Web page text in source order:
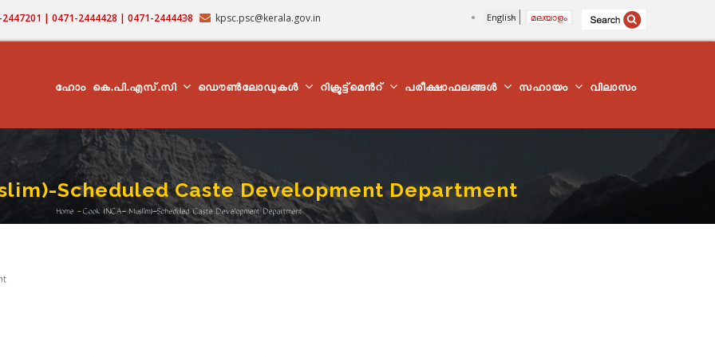
| 0471-2444428 | 0471-2444438 kpsc.psc@kerala.gov.in English മലയാളം
NAVIGATION
ഹോം കെ.പി.എസ്.സി ഡൌൺലോഡുകൾ റിക്രൂട്ട്മെന്‍റ് പരീക്ഷാഫലങ്ങൾ സഹായം വിലാസം
Scheduled Caste Development Department
Breadcrumb
Home - Cook (NCA- Muslim)-Scheduled Caste Development Department